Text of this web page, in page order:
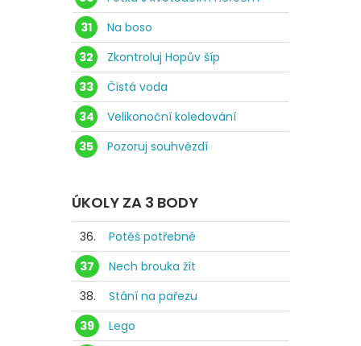
31
Na boso
32
Zkontroluj Hopův šíp
33
Čistá voda
34
Velikonoční koledování
35
Pozoruj souhvězdí
ÚKOLY ZA 3 BODY
36.
Potěš potřebné
37
Nech brouka žít
38.
Stání na pařezu
39
Lego